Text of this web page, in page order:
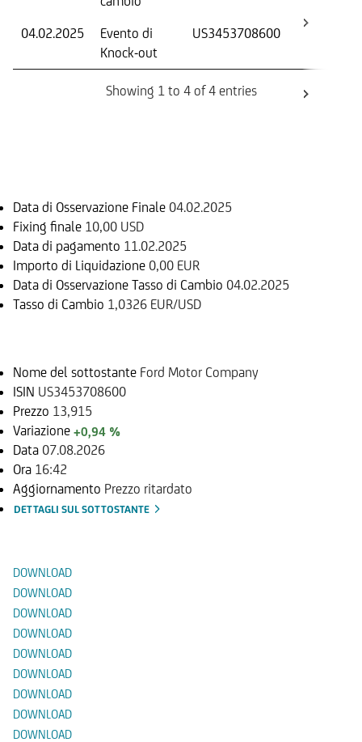
04.02.2025
Evento di
Knock-out
US3453708600
Showing 1 to 4 of 4 entries
Data di Osservazione Finale 04.02.2025
Fixing finale 10,00 USD
Data di pagamento 11.02.2025
Importo di Liquidazione 0,00 EUR
Data di Osservazione Tasso di Cambio 04.02.2025
Tasso di Cambio 1,0326 EUR/USD
Nome del sottostante Ford Motor Company
ISIN US3453708600
Prezzo 13,915
Variazione +0,94 %
Data 07.08.2026
Ora 16:42
Aggiornamento Prezzo ritardato
DETTAGLI SUL SOTTOSTANTE
DOWNLOAD
DOWNLOAD
DOWNLOAD
DOWNLOAD
DOWNLOAD
DOWNLOAD
DOWNLOAD
DOWNLOAD
DOWNLOAD